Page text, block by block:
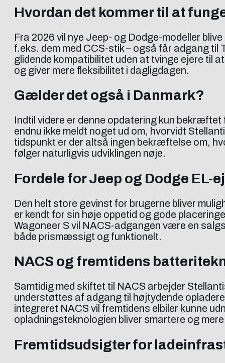
Hvordan det kommer til at
Fra 2026 vil nye Jeep- og Dodge-modeller
f.eks. dem med CCS-stik – også får adgang
glidende kompatibilitet uden at tvinge ejere til
og giver mere fleksibilitet i dagligdagen.
Gælder det også i Danmark?
Indtil videre er denne opdatering kun
endnu ikke meldt noget ud om, hvorvidt
tidspunkt er der altså ingen bekræftelse om,
følger naturligvis udviklingen nøje.
Fordele for Jeep og Dodge EL-
Den helt store gevinst for brugerne bliver
er kendt for sin høje oppetid og gode
Wagoneer S vil NACS-adgangen være en
både prismæssigt og funktionelt.
NACS og fremtidens
Samtidig med skiftet til NACS arbejder
understøttes af adgang til højtydende
integreret NACS vil fremtidens elbiler kunne
opladningsteknologien bliver smartere og
Fremtidsudsigter for